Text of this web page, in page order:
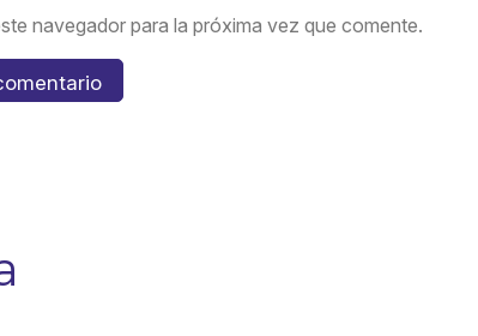
navegador para la próxima vez que comente.